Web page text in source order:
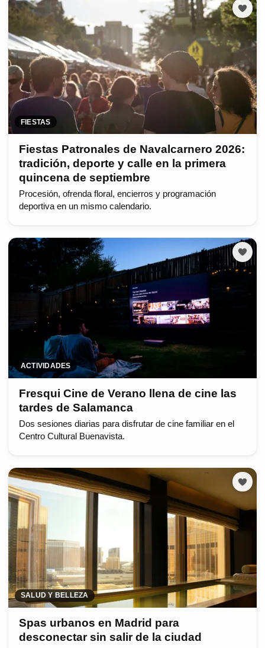
FIESTAS
Fiestas Patronales de Navalcarnero 2026:
tradición, deporte y calle en la primera
quincena de septiembre
Procesión, ofrenda floral, encierros y programación
deportiva en un mismo calendario.
ACTIVIDADES
Fresqui Cine de Verano llena de cine las
tardes de Salamanca
Dos sesiones diarias para disfrutar de cine familiar en el
Centro Cultural Buenavista.
SALUD Y BELLEZA
Spas urbanos en Madrid para
desconectar sin salir de la ciudad